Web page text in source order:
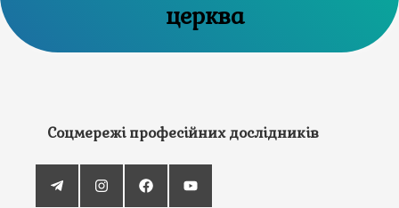
церква
Соцмережі професійних дослідників